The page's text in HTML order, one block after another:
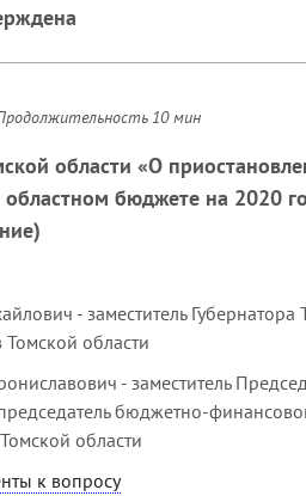
10мин
области «О
областном бюджете на 2020
- заместитель Губернатора
области
- заместитель
бюджетно-
области
к вопросу